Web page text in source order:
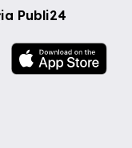
Publi24